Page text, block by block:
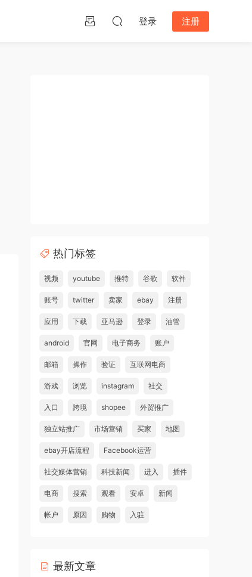
登录 注册
热门标签
视频 youtube 推特 谷歌 软件
账号 twitter 卖家 ebay 注册
应用 下载 亚马逊 登录 油管
android 官网 电子商务 账户
邮箱 操作 验证 互联网电商
游戏 浏览 instagram 社交
入口 跨境 shopee 外贸推广
独立站推广 市场营销 买家 地图
ebay开店流程 Facebook运营
社交媒体营销 科技新闻 进入 插件
电商 搜索 观看 安卓 新闻
帐户 原因 购物 入驻
最新文章